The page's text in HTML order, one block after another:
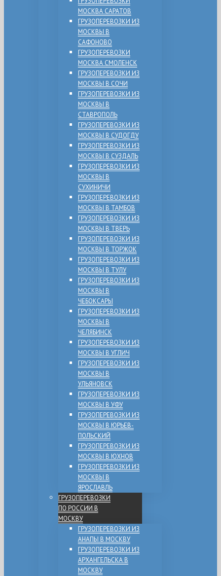
МОСКВА САРАТОВ
ГРУЗОПЕРЕВОЗКИ ИЗ
МОСКВЫ В
САФОНОВО
ГРУЗОПЕРЕВОЗКИ
МОСКВА СМОЛЕНСК
ГРУЗОПЕРЕВОЗКИ ИЗ
МОСКВЫ В СОЧИ
ГРУЗОПЕРЕВОЗКИ ИЗ
МОСКВЫ В
СТАВРОПОЛЬ
ГРУЗОПЕРЕВОЗКИ ИЗ
МОСКВЫ В СУДОГДУ
ГРУЗОПЕРЕВОЗКИ ИЗ
МОСКВЫ В СУЗДАЛЬ
ГРУЗОПЕРЕВОЗКИ ИЗ
МОСКВЫ В
СУХИНИЧИ
ГРУЗОПЕРЕВОЗКИ ИЗ
МОСКВЫ В ТАМБОВ
ГРУЗОПЕРЕВОЗКИ ИЗ
МОСКВЫ В ТВЕРЬ
ГРУЗОПЕРЕВОЗКИ ИЗ
МОСКВЫ В ТОРЖОК
ГРУЗОПЕРЕВОЗКИ ИЗ
МОСКВЫ В ТУЛУ
ГРУЗОПЕРЕВОЗКИ ИЗ
МОСКВЫ В
ЧЕБОКСАРЫ
ГРУЗОПЕРЕВОЗКИ ИЗ
МОСКВЫ В
ЧЕЛЯБИНСК
ГРУЗОПЕРЕВОЗКИ ИЗ
МОСКВЫ В УГЛИЧ
ГРУЗОПЕРЕВОЗКИ ИЗ
МОСКВЫ В
УЛЬЯНОВСК
ГРУЗОПЕРЕВОЗКИ ИЗ
МОСКВЫ В УФУ
ГРУЗОПЕРЕВОЗКИ ИЗ
МОСКВЫ В ЮРЬЕВ-
ПОЛЬСКИЙ
ГРУЗОПЕРЕВОЗКИ ИЗ
МОСКВЫ В ЮХНОВ
ГРУЗОПЕРЕВОЗКИ ИЗ
МОСКВЫ В
ЯРОСЛАВЛЬ
ГРУЗОПЕРЕВОЗКИ
ПО РОССИИ В
МОСКВУ
ГРУЗОПЕРЕВОЗКИ ИЗ
АНАПЫ В МОСКВУ
ГРУЗОПЕРЕВОЗКИ ИЗ
АРХАНГЕЛЬСКА В
МОСКВУ